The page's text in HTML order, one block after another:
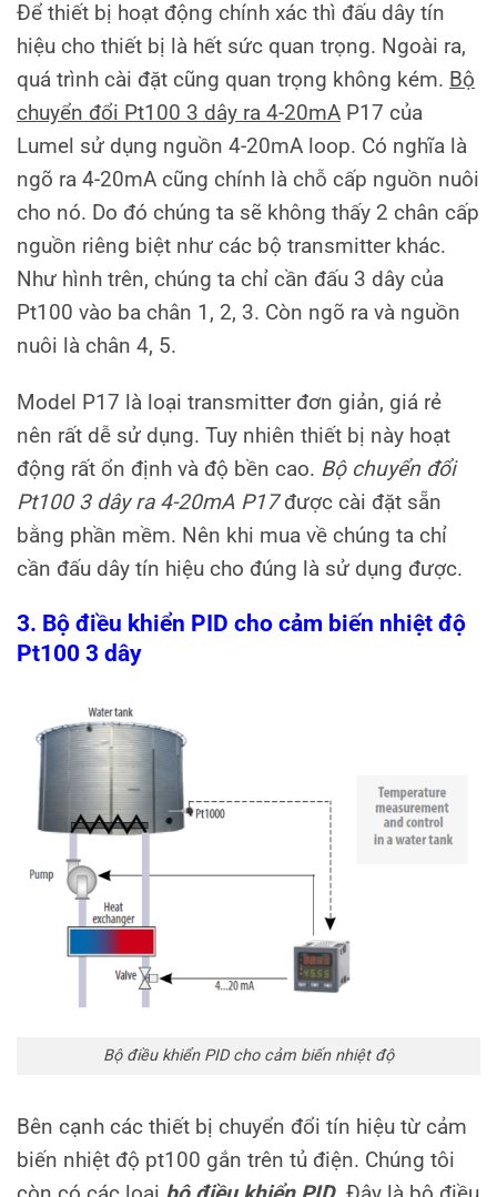
Để thiết bị hoạt động chính xác thì đấu dây tín
hiệu cho thiết bị là hết sức quan trọng. Ngoài ra,
quá trình cài đặt cũng quan trọng không kém. Bộ
chuyển đổi Pt100 3 dây ra 4-20mA P17 của
Lumel sử dụng nguồn 4-20mA loop. Có nghĩa là
ngõ ra 4-20mA cũng chính là chỗ cấp nguồn nuôi
cho nó. Do đó chúng ta sẽ không thấy 2 chân cấp
nguồn riêng biệt như các bộ transmitter khác.
Như hình trên, chúng ta chỉ cần đấu 3 dây của
Pt100 vào ba chân 1, 2, 3. Còn ngõ ra và nguồn
nuôi là chân 4, 5.
Model P17 là loại transmitter đơn giản, giá rẻ
nên rất dễ sử dụng. Tuy nhiên thiết bị này hoạt
động rất ổn định và độ bền cao. Bộ chuyển đổi
Pt100 3 dây ra 4-20mA P17được cài đặt sẵn
bằng phần mềm. Nên khi mua về chúng ta chỉ
cần đấu dây tín hiệu cho đúng là sử dụng được.
3. Bộ điều khiển PID cho cảm biến nhiệt độ
Pt100 3 dây
Bộ điều khiển PID cho cảm biến nhiệt độ
Bên cạnh các thiết bị chuyển đổi tín hiệu từ cảm
biến nhiệt độ pt100 gắn trên tủ điện. Chúng tôi